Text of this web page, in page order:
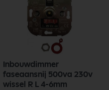
Inbouwdimmer
faseaansnij 500va 230v
wissel R L 4-6mm